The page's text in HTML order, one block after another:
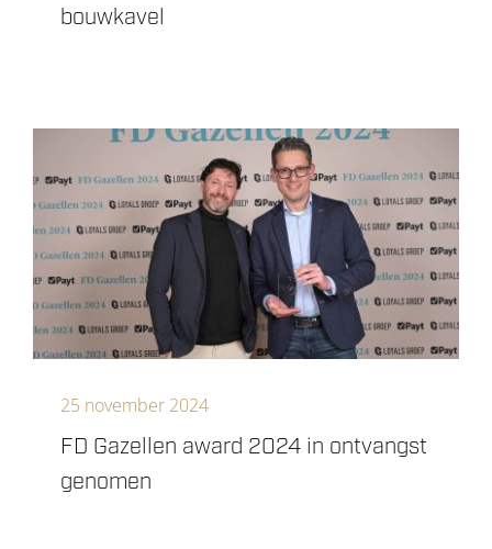
bouwkavel
FD Gazellen award 2024 in ontvangst
genomen
25 november 2024